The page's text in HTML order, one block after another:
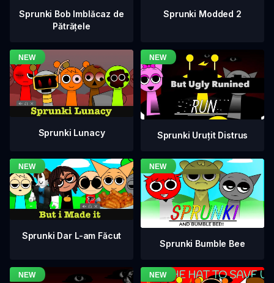
Sprunki Bob Imblăcaz de
Pătrățele
Sprunki Modded 2
Sprunki Lunacy Sprunki Uruțit Distrus
Sprunki Dar L-am Făcut
Sprunki Bumble Bee